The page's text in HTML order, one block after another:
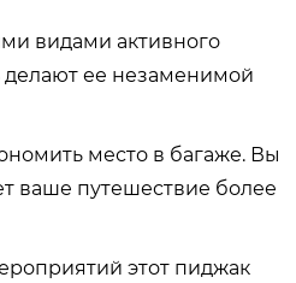
видами активного
делают ее незаменимой
место в багаже. Вы
ваше путешествие более
этот пиджак